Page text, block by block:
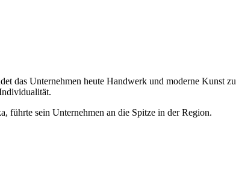
das Unternehmen heute Handwerk und moderne Kunst zu
führte sein Unternehmen an die Spitze in der Region.